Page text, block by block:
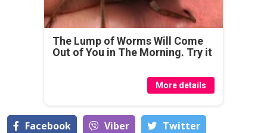
The Lump of Worms Will Come
Out of You in The Morning. Try it
More details
Facebook Viber Тwitter